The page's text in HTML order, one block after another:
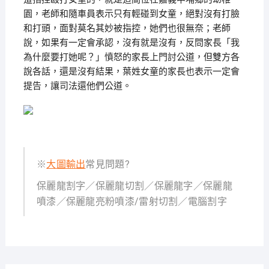
園，老師和隨車員表示只有輕碰到女童，絕對沒有打臉
和打頭，面對莫名其妙被指控，她們也很無奈；老師
說，如果有一定會承認，沒有就是沒有，反問家長「我
為什麼要打她呢？」憤怒的家長上門討公道，但雙方各
說各話，還是沒有結果，葉姓女童的家長也表示一定會
提告，讓司法還他們公道。
※大圖輸出常見問題?
保麗龍割字／保麗龍切割／保麗龍字／保麗龍
噴漆／保麗龍亮粉噴漆/雷射切割／電腦割字